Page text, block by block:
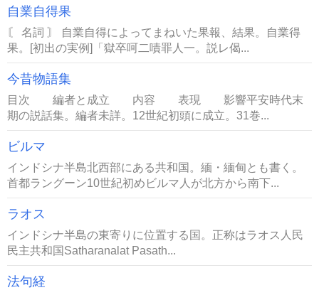
自業自得果
〘 名詞 〙 自業自得によってまねいた果報、結果。自業得
果。[初出の実例]「獄卒呵二嘖罪人一。説レ偈...
今昔物語集
目次 編者と成立 内容 表現 影響平安時代末
期の説話集。編者未詳。12世紀初頭に成立。31巻...
ビルマ
インドシナ半島北西部にある共和国。緬・緬甸とも書く。
首都ラングーン10世紀初めビルマ人が北方から南下...
ラオス
インドシナ半島の東寄りに位置する国。正称はラオス人民
民主共和国Satharanalat Pasath...
法句経